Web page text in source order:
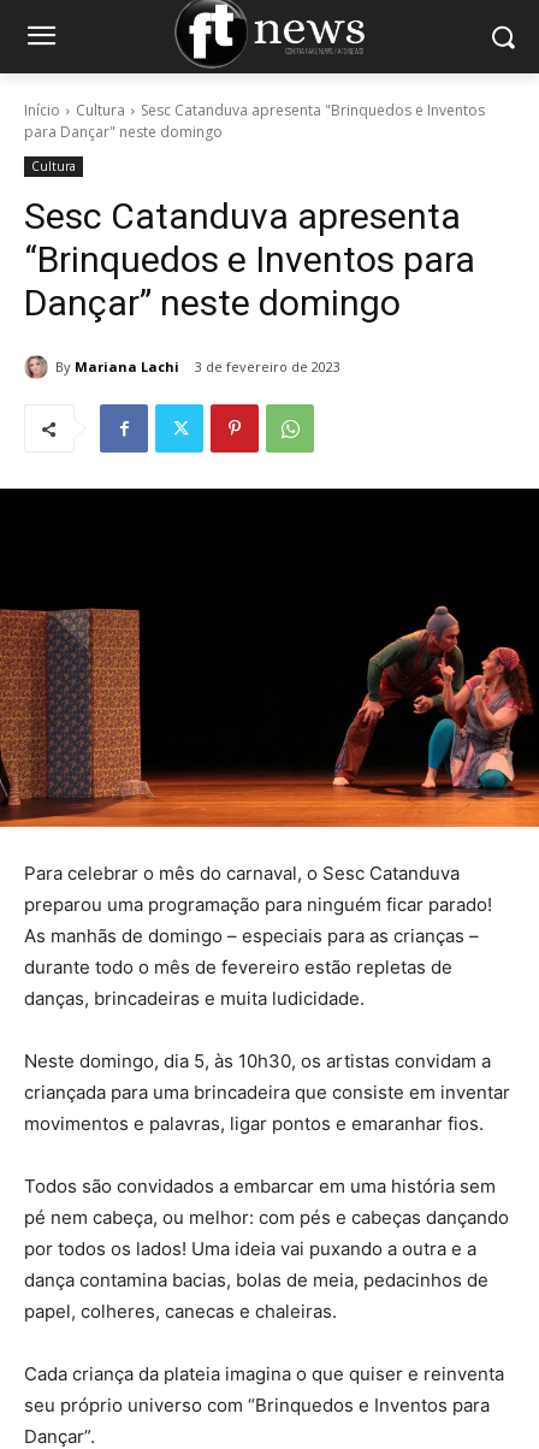
Início Cultura
Sesc Catanduva apresenta "Brinquedos e Inventos
para Dançar" neste domingo
Cultura
Sesc Catanduva apresenta
“Brinquedos e Inventos para
Dançar” neste domingo
By Mariana Lachi 3 de fevereiro de 2023
Para celebrar o mês do carnaval, o Sesc Catanduva
preparou uma programação para ninguém ficar parado!
As manhãs de domingo – especiais para as crianças –
durante todo o mês de fevereiro estão repletas de
danças, brincadeiras e muita ludicidade.
Neste domingo, dia 5, às 10h30, os artistas convidam a
criançada para uma brincadeira que consiste em inventar
movimentos e palavras, ligar pontos e emaranhar fios.
Todos são convidados a embarcar em uma história sem
pé nem cabeça, ou melhor: com pés e cabeças dançando
por todos os lados! Uma ideia vai puxando a outra e a
dança contamina bacias, bolas de meia, pedacinhos de
papel, colheres, canecas e chaleiras.
Cada criança da plateia imagina o que quiser e reinventa
seu próprio universo com “Brinquedos e Inventos para
Dançar”.